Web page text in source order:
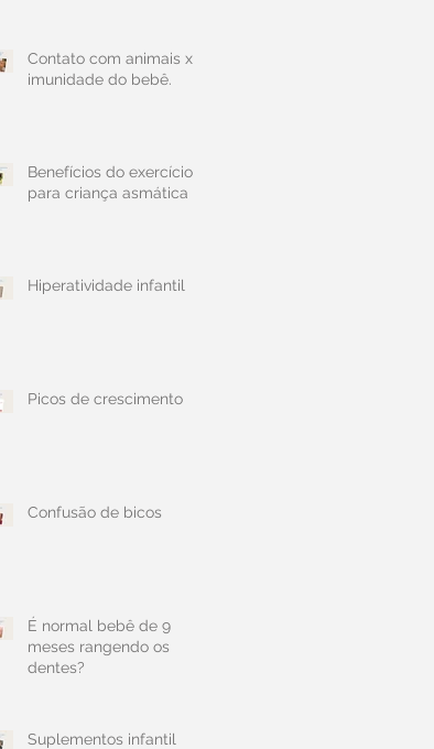
Contato com animais x
imunidade do bebê.
Benefícios do exercício
para criança asmática
Hiperatividade infantil
Picos de crescimento
Confusão de bicos
É normal bebê de 9
meses rangendo os
dentes?
Suplementos infantil